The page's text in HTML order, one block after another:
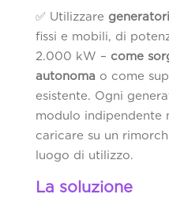
✅ Utilizzare
fissi e mobili, di
2.000 kW – come
autonoma o come
esistente. Ogni
modulo indipendente
caricare su un
luogo di utilizzo.
La soluzione